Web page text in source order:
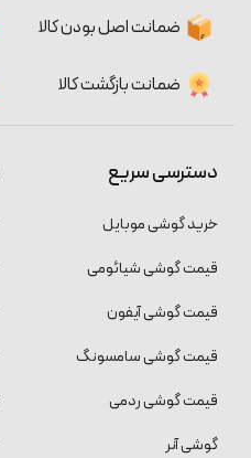
ضمانت اصل بودن کالا
ضمانت بازگشت کالا
دسترسی سریع
خرید گوشی موبایل
قیمت گوشی شیائومی
قیمت گوشی آیفون
قیمت گوشی سامسونگ
قیمت گوشی ردمی
گوشی آنر